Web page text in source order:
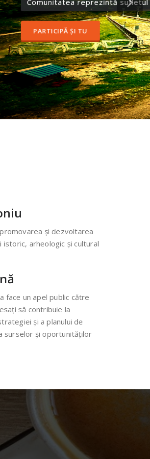
și dezvoltarea
istoric, arheologic și cultural
face un apel public către
să contribuie la
și a planului de
surselor și oportunităților